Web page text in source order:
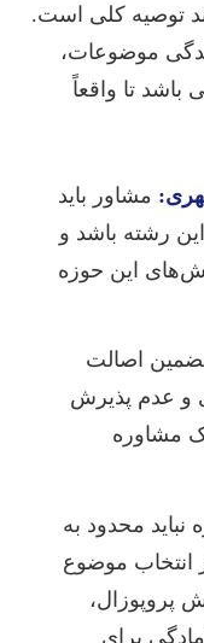
توصیه کلی است.
موضوعات،
تا واقعاً
مشاور باید
رشته باشد و
این حوزه
اصالت
و عدم پذیرش
مشاوره
نباید محدود به
انتخاب موضوع
پروپوزال،
برای